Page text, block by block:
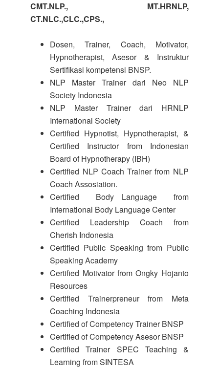
CMT.NLP., MT.HRNLP,
CT.NLC.,CLC.,CPS.,
Dosen, Trainer, Coach, Motivator,
Hypnotherapist, Asesor & Instruktur
Sertifikasi kompetensi BNSP.
NLP Master Trainer dari Neo NLP
Society Indonesia
NLP Master Trainer dari HRNLP
International Society
Certified Hypnotist, Hypnotherapist, &
Certified Instructor from Indonesian
Board of Hypnotherapy (IBH)
Certified NLP Coach Trainer from NLP
Coach Assosiation.
Certified Body Language from
International Body Language Center
Certified Leadership Coach from
Cherish Indonesia
Certified Public Speaking from Public
Speaking Academy
Certified Motivator from Ongky Hojanto
Resources
Certified Trainerpreneur from Meta
Coaching Indonesia
Certified of Competency Trainer BNSP
Certified of Competency Asesor BNSP
Certified Trainer SPEC Teaching &
Learning from SINTESA